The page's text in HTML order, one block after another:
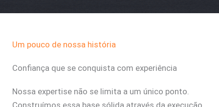
Um pouco de nossa história
Confiança que se conquista com experiência
Nossa expertise não se limita a um único ponto.